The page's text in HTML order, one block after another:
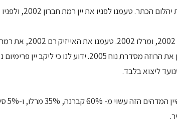
וליינות, שטעמנו: הארמגדון 2002 שמהווה את יהלום הכתר. טעמנו
לא נפלו מהם יין רמת ירושלים קברנה סוביניון 2002,
מרלו 2002, את רמת יהודה קברנה 2002, וכן את הרוזה מסדרת נוח 2005. ידוע לנו כי
ליצוא בלבד.
: היין